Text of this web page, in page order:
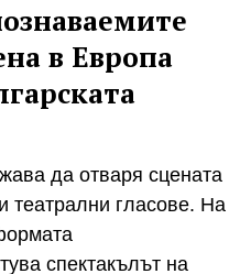
в Европа
да отваря сцената
театрални гласове. На
спектакълът на